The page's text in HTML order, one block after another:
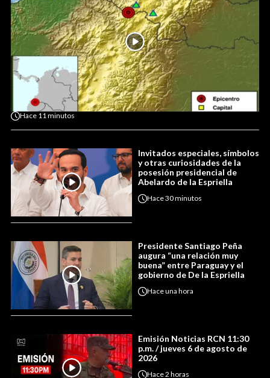
Hace 11 minutos
Invitados especiales, símbolos
y otras curiosidades de la
posesión presidencial de
Abelardo de la Espriella
Hace30 minutos
Presidente Santiago Peña
augura “una relación muy
buena” entre Paraguay y el
gobierno de De la Espriella
Haceuna hora
Emisión Noticias RCN 11:30
p.m. / jueves 6 de agosto de
2026
Hace2 horas